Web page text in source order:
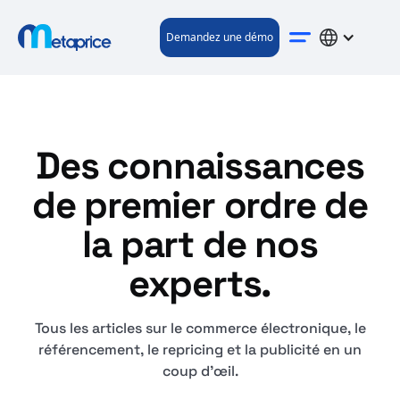
Demandez une démo
Des connaissances
de premier ordre de
la part de nos
experts.
Tous les articles sur le commerce électronique, le
référencement, le repricing et la publicité en un
coup d'œil.